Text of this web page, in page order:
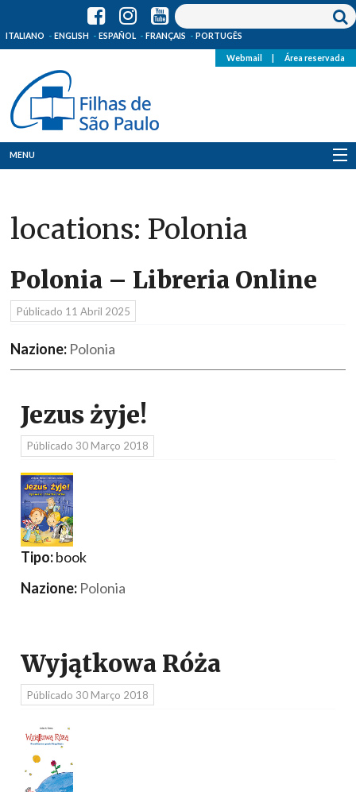
ITALIANO ENGLISH ESPAÑOL FRANÇAIS PORTUGÊS
Webmail Área reservada
MENU
Onde Estamos
Recursos
Media
locations: Polonia
Polonia – Libreria Online
Públicado 11 Abril 2025
Nazione: Polonia
Jezus żyje!
Públicado 30 Março 2018
Tipo:book
Nazione: Polonia
Wyjątkowa Róża
Públicado 30 Março 2018